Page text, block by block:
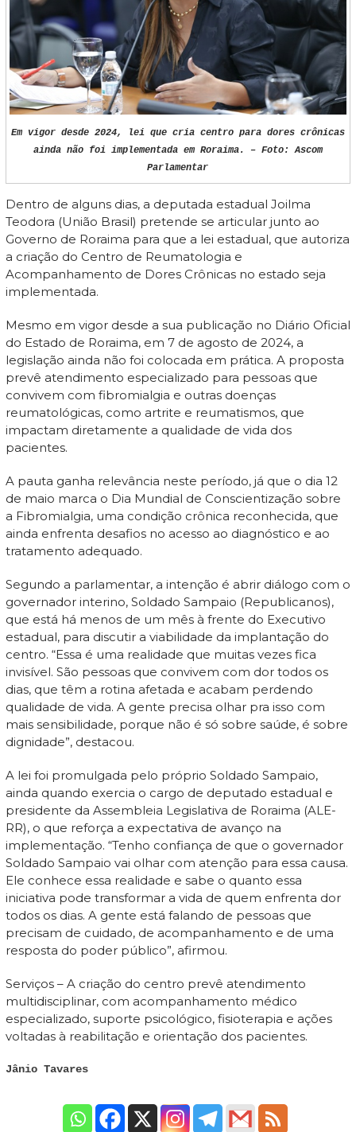
Em vigor desde 2024, lei que cria centro para dores crônicas
ainda não foi implementada em Roraima. – Foto: Ascom
Parlamentar
Dentro de alguns dias, a deputada estadual Joilma
Teodora (União Brasil) pretende se articular junto ao
Governo de Roraima para que a lei estadual, que autoriza
a criação do Centro de Reumatologia e
Acompanhamento de Dores Crônicas no estado seja
implementada.
Mesmo em vigor desde a sua publicação no Diário Oficial
do Estado de Roraima, em 7 de agosto de 2024, a
legislação ainda não foi colocada em prática. A proposta
prevê atendimento especializado para pessoas que
convivem com fibromialgia e outras doenças
reumatológicas, como artrite e reumatismos, que
impactam diretamente a qualidade de vida dos
pacientes.
A pauta ganha relevância neste período, já que o dia 12
de maio marca o Dia Mundial de Conscientização sobre
a Fibromialgia, uma condição crônica reconhecida, que
ainda enfrenta desafios no acesso ao diagnóstico e ao
tratamento adequado.
Segundo a parlamentar, a intenção é abrir diálogo com o
governador interino, Soldado Sampaio (Republicanos),
que está há menos de um mês à frente do Executivo
estadual, para discutir a viabilidade da implantação do
centro. “Essa é uma realidade que muitas vezes fica
invisível. São pessoas que convivem com dor todos os
dias, que têm a rotina afetada e acabam perdendo
qualidade de vida. A gente precisa olhar pra isso com
mais sensibilidade, porque não é só sobre saúde, é sobre
dignidade”, destacou.
A lei foi promulgada pelo próprio Soldado Sampaio,
ainda quando exercia o cargo de deputado estadual e
presidente da Assembleia Legislativa de Roraima (ALE-
RR), o que reforça a expectativa de avanço na
implementação. “Tenho confiança de que o governador
Soldado Sampaio vai olhar com atenção para essa causa.
Ele conhece essa realidade e sabe o quanto essa
iniciativa pode transformar a vida de quem enfrenta dor
todos os dias. A gente está falando de pessoas que
precisam de cuidado, de acompanhamento e de uma
resposta do poder público”, afirmou.
Serviços – A criação do centro prevê atendimento
multidisciplinar, com acompanhamento médico
especializado, suporte psicológico, fisioterapia e ações
voltadas à reabilitação e orientação dos pacientes.
Jânio Tavares